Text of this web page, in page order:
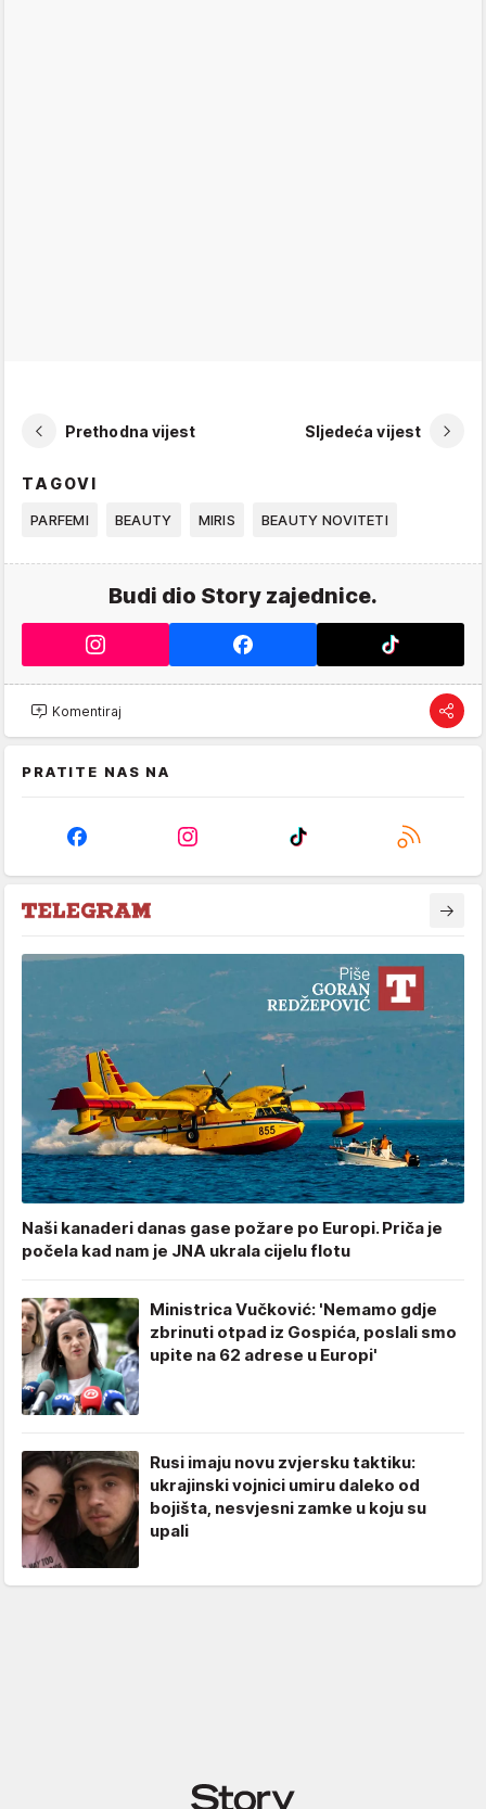
Prethodna vijest Sljedeća vijest
TAGOVI
PARFEMI BEAUTY MIRIS BEAUTY NOVITETI
Budi dio Story zajednice.
Komentiraj
PRATITE NAS NA
Naši kanaderi danas gase požare po Europi. Priča je
počela kad nam je JNA ukrala cijelu flotu
Ministrica Vučković: 'Nemamo gdje
zbrinuti otpad iz Gospića, poslali smo
upite na 62 adrese u Europi'
Rusi imaju novu zvjersku taktiku:
ukrajinski vojnici umiru daleko od
bojišta, nesvjesni zamke u koju su
upali